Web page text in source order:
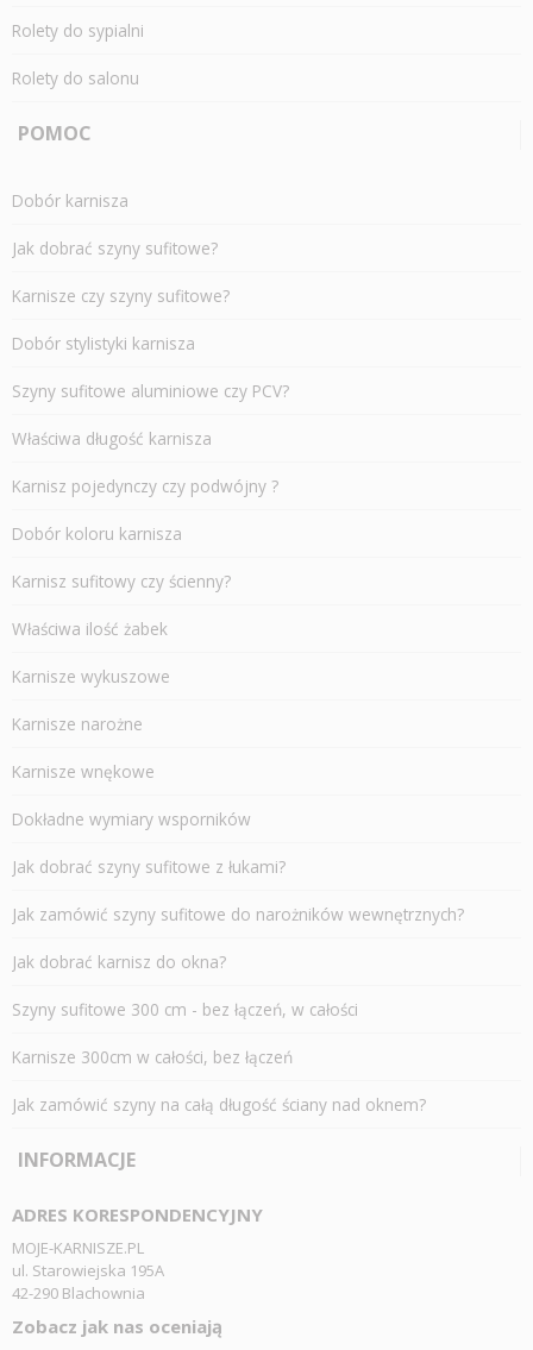
Rolety do sypialni
Rolety do salonu
POMOC
Dobór karnisza
Jak dobrać szyny sufitowe?
Karnisze czy szyny sufitowe?
Dobór stylistyki karnisza
Szyny sufitowe aluminiowe czy PCV?
Właściwa długość karnisza
Karnisz pojedynczy czy podwójny ?
Dobór koloru karnisza
Karnisz sufitowy czy ścienny?
Właściwa ilość żabek
Karnisze wykuszowe
Karnisze narożne
Karnisze wnękowe
Dokładne wymiary wsporników
Jak dobrać szyny sufitowe z łukami?
Jak zamówić szyny sufitowe do narożników wewnętrznych?
Jak dobrać karnisz do okna?
Szyny sufitowe 300 cm - bez łączeń, w całości
Karnisze 300cm w całości, bez łączeń
Jak zamówić szyny na całą długość ściany nad oknem?
INFORMACJE
ADRES KORESPONDENCYJNY
MOJE-KARNISZE.PL
ul. Starowiejska 195A
42-290 Blachownia
Zobacz jak nas oceniają